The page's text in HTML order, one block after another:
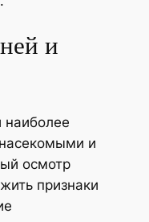
и
наиболее
и
осмотр
признаки